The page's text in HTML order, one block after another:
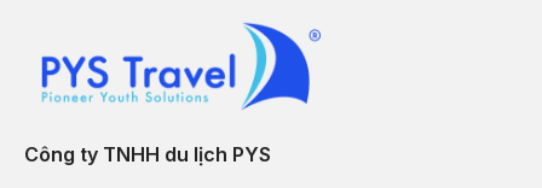
Công ty TNHH du lịch PYS